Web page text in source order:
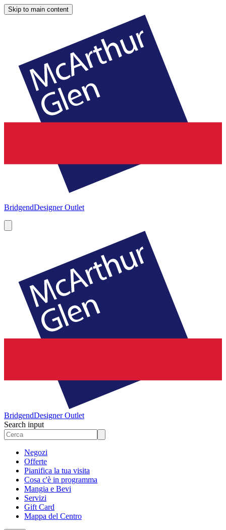
Skip to main content
BridgendDesigner Outlet
BridgendDesigner Outlet
Search input
Negozi
Offerte
Pianifica la tua visita
Cosa c'è in programma
Mangia e Bevi
Servizi
Gift Card
Mappa del Centro